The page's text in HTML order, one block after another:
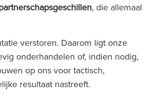
, die allemaal
verstoren. Daarom ligt onze
onderhandelen of, indien nodig,
op ons voor tactisch,
resultaat nastreeft.